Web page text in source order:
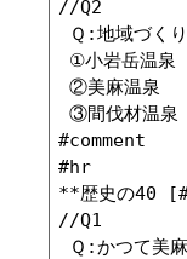
//Q2
Ｑ:地域づく
①小岩岳温泉
②美麻温泉
③間伐材温泉
#comment
#hr
**歴史の40
//Q1
Ｑ:かつて美